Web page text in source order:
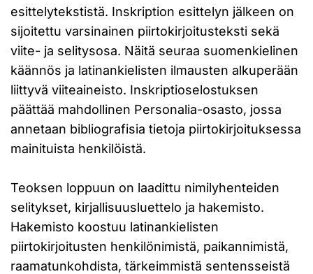
esittelytekstistä. Inskription esittelyn jälkeen on
sijoitettu varsinainen piirtokirjoitusteksti sekä
viite- ja selitysosa. Näitä seuraa suomenkielinen
käännös ja latinankielisten ilmausten alkuperään
liittyvä viiteaineisto. Inskriptioselostuksen
päättää mahdollinen Personalia-osasto, jossa
annetaan bibliografisia tietoja piirtokirjoituksessa
mainituista henkilöistä.
Teoksen loppuun on laadittu nimilyhenteiden
selitykset, kirjallisuusluettelo ja hakemisto.
Hakemisto koostuu latinankielisten
piirtokirjoitusten henkilönimistä, paikannimistä,
raamatunkohdista, tärkeimmistä sentensseistä